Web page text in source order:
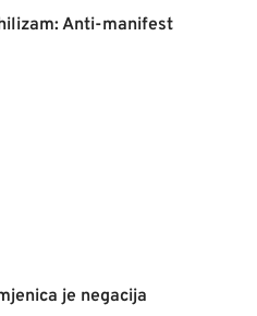
Anti-manifest
je negacija